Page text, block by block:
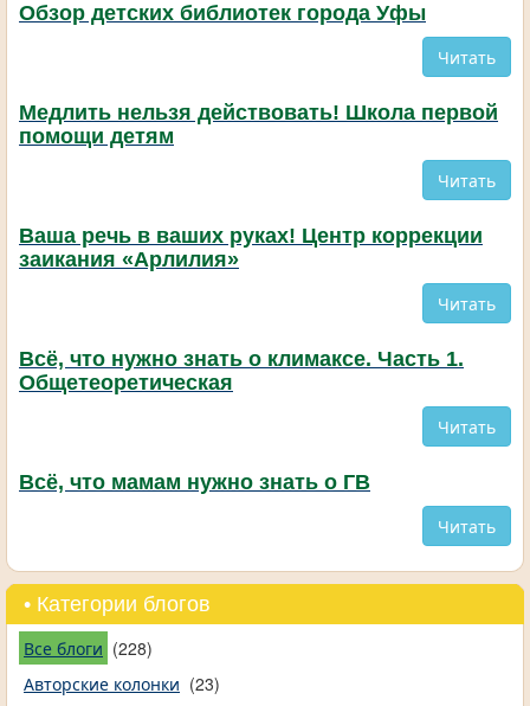
Обзор детских библиотек города Уфы
Читать
Медлить нельзя действовать! Школа первой
помощи детям
Читать
Ваша речь в ваших руках! Центр коррекции
заикания «Арлилия»
Читать
Всё, что нужно знать о климаксе. Часть 1.
Общетеоретическая
Читать
Всё, что мамам нужно знать о ГВ
Читать
• Категории блогов
Все блоги (228)
Авторские колонки (23)